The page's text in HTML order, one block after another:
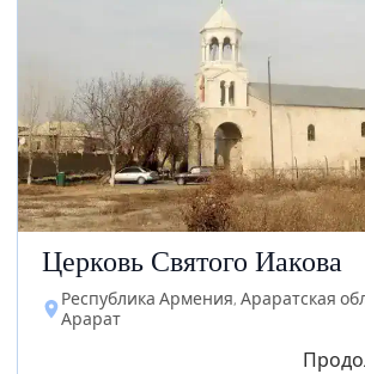
Церковь Святого Иакова
Республика Армения, Араратская
Арарат